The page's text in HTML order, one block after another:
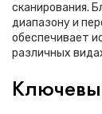
сканирования.
диапазону и
обеспечивает
различных